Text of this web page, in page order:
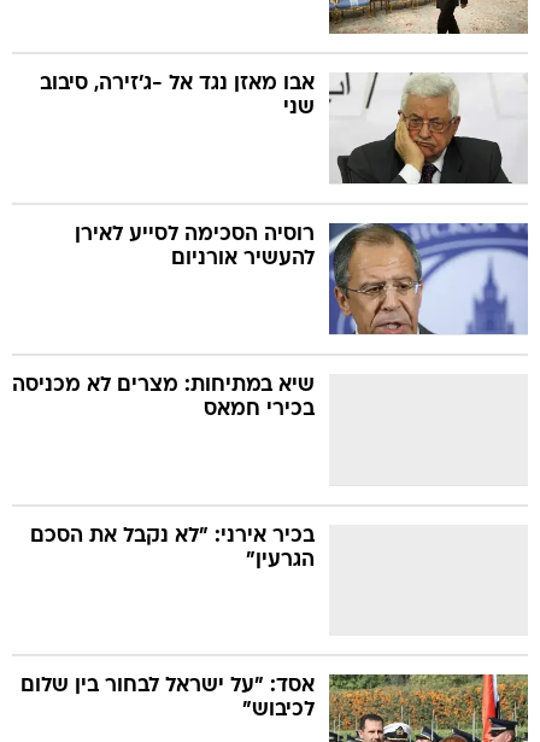
אבו מאזן נגד אל -ג'זירה, סיבוב
שני
רוסיה הסכימה לסייע לאירן
להעשיר אורניום
שיא במתיחות: מצרים לא מכניסה
בכירי חמאס
בכיר אירני: "לא נקבל את הסכם
הגרעין"
אסד: "על ישראל לבחור בין שלום
לכיבוש"